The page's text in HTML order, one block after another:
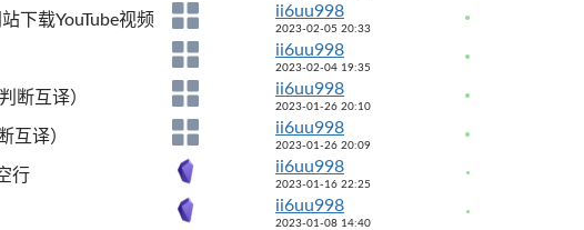
下载YouTube视频 ii6uu998
2023-02-05 20:33
ii6uu998
2023-02-04 19:35
断互译） ii6uu998
2023-01-26 20:10
互译） ii6uu998
2023-01-26 20:09
行 ii6uu998
2023-01-16 22:25
ii6uu998
2023-01-08 14:40